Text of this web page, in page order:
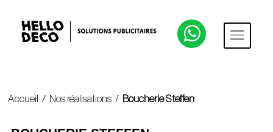
Accueil / Nos réalisations / Boucherie Steffen